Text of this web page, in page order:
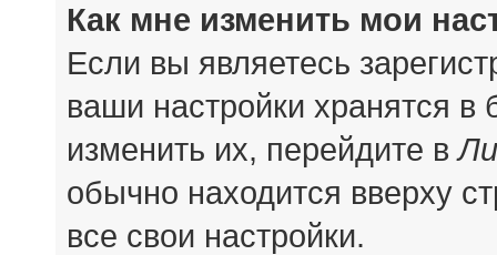
Как мне изменить мои
Если вы являетесь
ваши настройки хранятся
изменить их, перейдите в
обычно находится вверху
все свои настройки.